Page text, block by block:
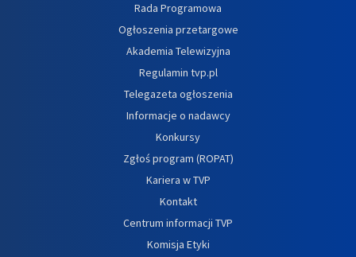
Rada Programowa
Ogłoszenia przetargowe
Akademia Telewizyjna
Regulamin tvp.pl
Telegazeta ogłoszenia
Informacje o nadawcy
Konkursy
Zgłoś program (ROPAT)
Kariera w TVP
Kontakt
Centrum informacji TVP
Komisja Etyki